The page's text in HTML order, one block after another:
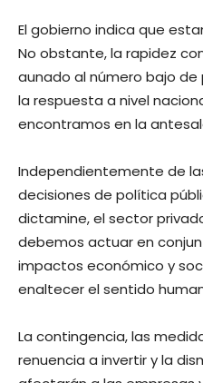
El gobierno indica que
No obstante, la rapidez
aunado al número bajo de
la respuesta a nivel
encontramos en la
Independientemente de
decisiones de política
dictamine, el sector
debemos actuar en
impactos económico y
enaltecer el sentido
La contingencia, las
renuencia a invertir y la